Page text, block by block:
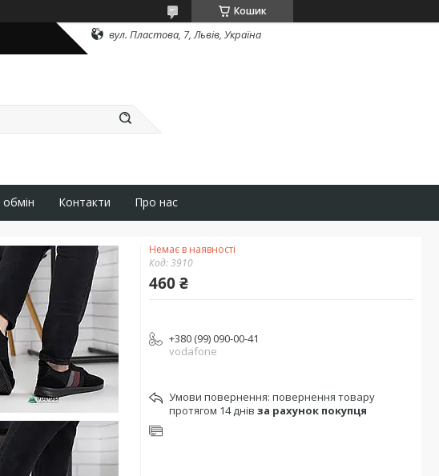
Кошик
вул. Пластова, 7, Львів, Україна
Контакти Про нас
Немає в наявності
Код:3910
460 ₴
+380 (99) 090-00-41
vodafone
повернення товару
протягом 14 днів за рахунок покупця